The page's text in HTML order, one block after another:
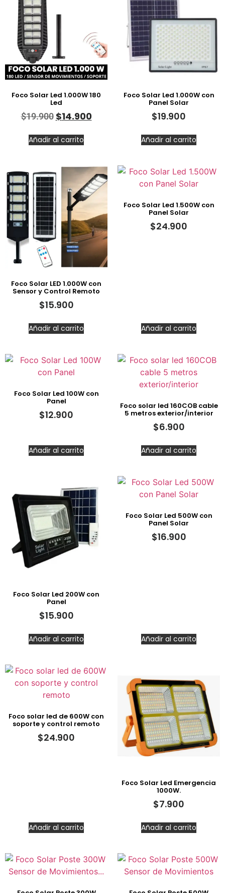
Foco Solar Led 1.000W 180
Led
$19.900 $14.900
Añadir al carrito
Foco Solar Led 1.000W con
Panel Solar
$19.900
Añadir al carrito
Foco Solar LED 1.000W con
Sensor y Control Remoto
$15.900
Añadir al carrito
Foco Solar Led 1.500W con
Panel Solar
$24.900
Añadir al carrito
Foco Solar Led 100W con
Panel
$12.900
Añadir al carrito
Foco solar led 160COB cable
5 metros exterior/interior
$6.900
Añadir al carrito
Foco Solar Led 200W con
Panel
$15.900
Añadir al carrito
Foco Solar Led 500W con
Panel Solar
$16.900
Añadir al carrito
Foco solar led de 600W con
soporte y control remoto
$24.900
Añadir al carrito
Foco Solar Led Emergencia
1000W.
$7.900
Añadir al carrito